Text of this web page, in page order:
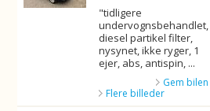
"tidligere
undervognsbehandlet,
diesel partikel filter,
nysynet, ikke ryger, 1
ejer, abs, antispin, ...
Gem bilen
Flere billeder